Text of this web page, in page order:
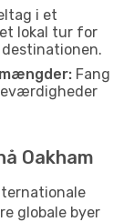
i et
lokal tur for
Fang
Oakham
globale byer